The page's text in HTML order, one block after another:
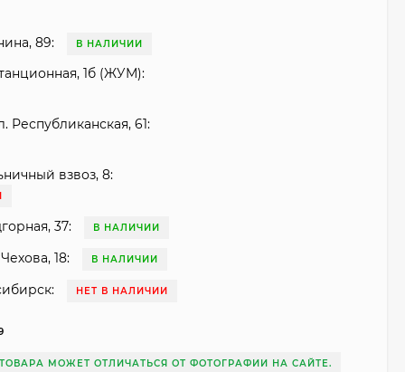
89: В НАЛИЧИИ
1б (ЖУМ):
Республиканская, 61:
взвоз, 8:
37: В НАЛИЧИИ
18: В НАЛИЧИИ
НЕТ В НАЛИЧИИ
МОЖЕТ ОТЛИЧАТЬСЯ ОТ ФОТОГРАФИИ НА САЙТЕ.